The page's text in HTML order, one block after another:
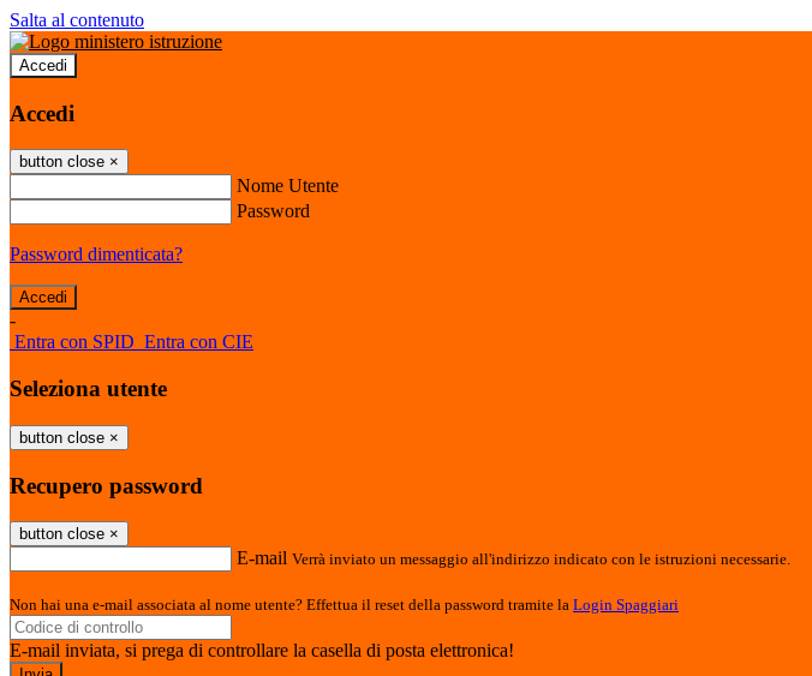
Salta al contenuto
Accedi
Accedi
button close ×
Nome Utente
Password
Password dimenticata?
-
Entra con SPID Entra con CIE
Seleziona utente
button close ×
Recupero password
button close ×
E-mail Verrà inviato un messaggio all'indirizzo indicato con le istruzioni necessarie.
Non hai una e-mail associata al nome utente? Effettua il reset della password tramite la Login Spaggiari
E-mail inviata, si prega di controllare la casella di posta elettronica!